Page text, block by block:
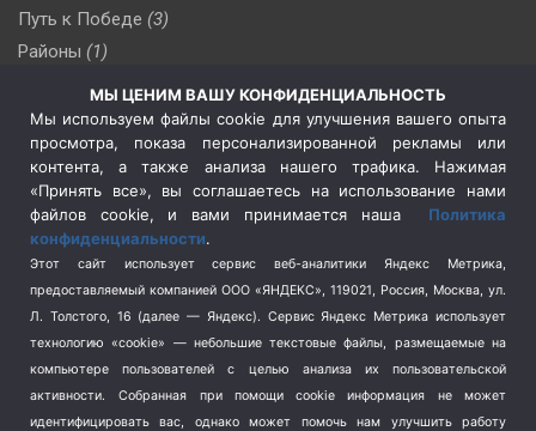
Путь к Победе (3)
Районы (1)
(510)
Сельское хозяйство (3)
Социальная политика
(3)
Спецоперация в Украине
Спецоперация на Украине
(404)
Спорт (740)
Терроризм (1)
Транспорт (262)
Туризм (178)
Флот (76)
МЫ ЦЕНИМ ВАШУ КОНФИДЕНЦИАЛЬНОСТЬ
Мы используем файлы cookie для улучшения вашего опыта
просмотра, показа персонализированной рекламы или
контента, а также анализа нашего трафика. Нажимая
«Принять все», вы соглашаетесь на использование нами
файлов cookie, и вами принимается наша Политика
конфиденциальности.
Этот сайт использует сервис веб-аналитики Яндекс Метрика,
предоставляемый компанией ООО «ЯНДЕКС», 119021, Россия, Москва, ул.
Л. Толстого, 16 (далее — Яндекс). Сервис Яндекс Метрика использует
технологию «cookie» — небольшие текстовые файлы, размещаемые на
компьютере пользователей с целью анализа их пользовательской
активности.
Собранная при помощи cookie информация не может
идентифицировать вас, однако может помочь нам улучшить работу